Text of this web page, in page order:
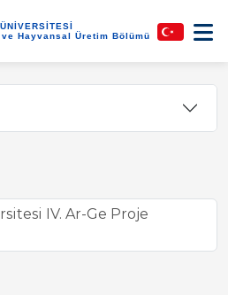
Hayvansal Üretim Bölümü
IV. Ar-Ge Proje